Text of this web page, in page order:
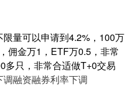
量可以申请到4.2%，100万
佣金万1，ETF万0.5，非常
多只，非常合适做T+0交易
调融资融券利率下调